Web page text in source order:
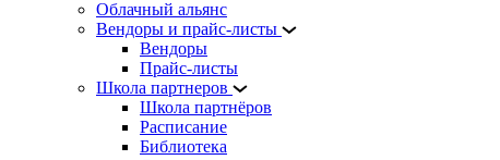
Облачный альянс
Вендоры и прайс-листы
Вендоры
Прайс-листы
Школа партнеров
Школа партнёров
Расписание
Библиотека